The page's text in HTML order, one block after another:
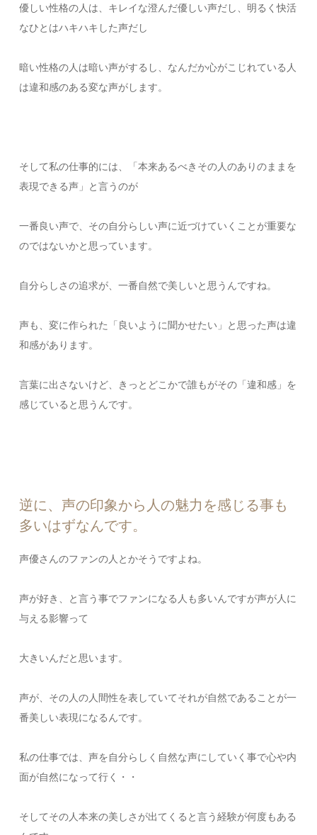
優しい性格の人は、キレイな澄んだ優しい声だし、明るく快活
なひとはハキハキした声だし
暗い性格の人は暗い声がするし、なんだか心がこじれている人
は違和感のある変な声がします。
そして私の仕事的には、「本来あるべきその人のありのままを
表現できる声」と言うのが
一番良い声で、その自分らしい声に近づけていくことが重要な
のではないかと思っています。
自分らしさの追求が、一番自然で美しいと思うんですね。
声も、変に作られた「良いように聞かせたい」と思った声は違
和感があります。
言葉に出さないけど、きっとどこかで誰もがその「違和感」を
感じていると思うんです。
逆に、声の印象から人の魅力を感じる事も
多いはずなんです。
声優さんのファンの人とかそうですよね。
声が好き、と言う事でファンになる人も多いんですが声が人に
与える影響って
大きいんだと思います。
声が、その人の人間性を表していてそれが自然であることが一
番美しい表現になるんです。
私の仕事では、声を自分らしく自然な声にしていく事で心や内
面が自然になって行く・・
そしてその人本来の美しさが出てくると言う経験が何度もある